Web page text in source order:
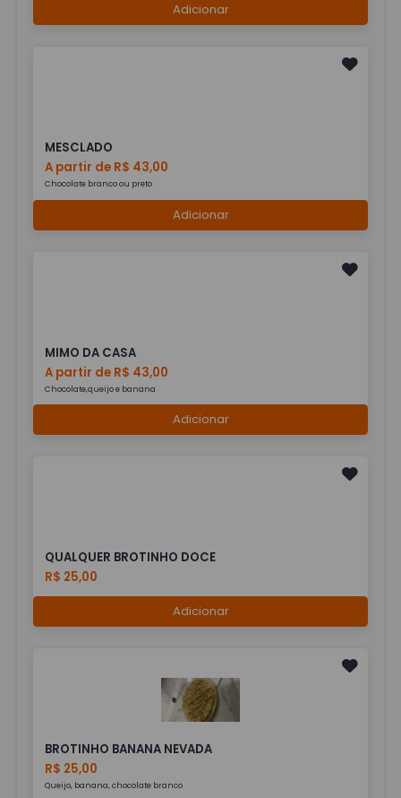
Adicionar
MESCLADO
A partir de R$ 43,00
Chocolate branco ou preto
Adicionar
MIMO DA CASA
A partir de R$ 43,00
Chocolate,queijo e banana
Adicionar
QUALQUER BROTINHO DOCE
R$ 25,00
Adicionar
BROTINHO BANANA NEVADA
R$ 25,00
Queijo, banana, chocolate branco